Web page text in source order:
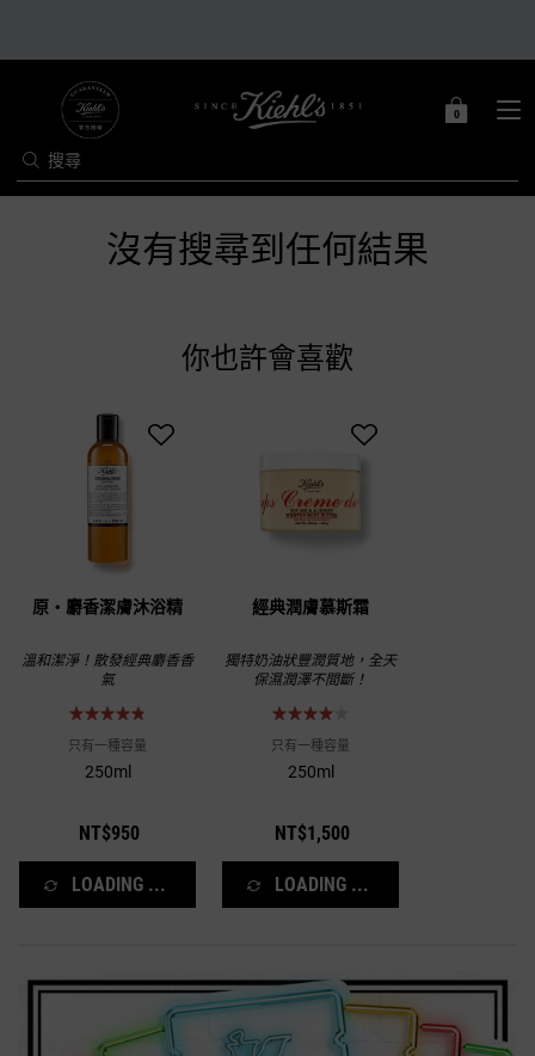
搜尋
購0
0 PRODUCT IN
沒有搜尋到任何結果
你也許會喜歡
原‧麝香潔膚沐浴精
溫和潔淨！散發經典麝香香
氣
只有一種容量
250ml
NT$950
LOADING ...
經典潤膚慕斯霜
獨特奶油狀豐潤質地，全天
保濕潤澤不間斷！
只有一種容量
250ml
NT$1,500
LOADING ...